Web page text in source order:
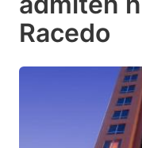
Racedo